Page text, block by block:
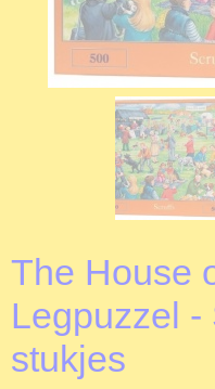
The House
Legpuzzel -
stukjes